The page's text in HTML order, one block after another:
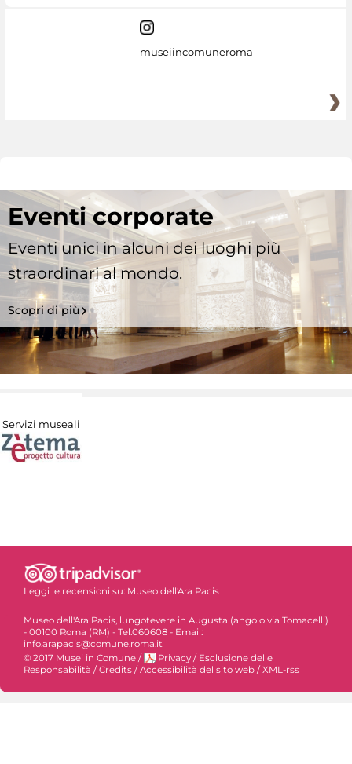
museiincomuneroma
Eventi corporate
Eventi unici in alcuni dei luoghi più
straordinari al mondo.
Scopri di più
Servizi museali
Leggi le recensioni su: Museo dell'Ara Pacis
Museo dell'Ara Pacis, lungotevere in Augusta (angolo via Tomacelli)
- 00100 Roma (RM) - Tel.060608 - Email:
info.arapacis@comune.roma.it
© 2017 Musei in Comune / Privacy / Esclusione delle
Responsabilità /Credits /Accessibilità del sito web /XML-rss